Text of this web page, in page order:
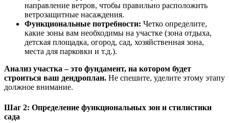
направление ветров, чтобы правильно расположить
ветрозащитные насаждения.
Функциональные потребности: Четко определите,
какие зоны вам необходимы на участке (зона отдыха,
детская площадка, огород, сад, хозяйственная зона,
места для парковки и т.д.).
Анализ участка – это фундамент, на котором будет
строиться ваш дендроплан. Не спешите, уделите этому этапу
должное внимание.
Шаг 2: Определение функциональных зон и стилистики
сада